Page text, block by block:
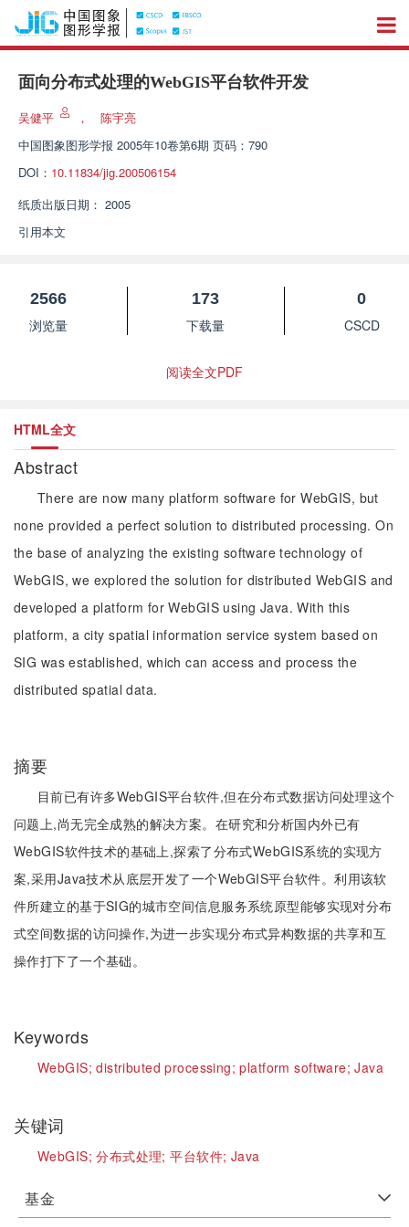
面向分布式处理的WebGIS平台软件开发
吴健平 ，
陈宇亮
中国图象图形学报 2005年10卷第6期 页码：790
DOI： 10.11834/jig.200506154
纸质出版日期： 2005
引用本文
2566
浏览量
173
下载量
0
CSCD
阅读全文PDF
HTML全文
Abstract
There are now many platform software for WebGIS, but
none provided a perfect solution to distributed processing. On
the base of analyzing the existing software technology of
WebGIS, we explored the solution for distributed WebGIS and
developed a platform for WebGIS using Java. With this
platform, a city spatial information service system based on
SIG was established, which can access and process the
distributed spatial data.
摘要
目前已有许多WebGIS平台软件,但在分布式数据访问处理这个
问题上,尚无完全成熟的解决方案。在研究和分析国内外已有
WebGIS软件技术的基础上,探索了分布式WebGIS系统的实现方
案,采用Java技术从底层开发了一个WebGIS平台软件。利用该软
件所建立的基于SIG的城市空间信息服务系统原型能够实现对分布
式空间数据的访问操作,为进一步实现分布式异构数据的共享和互
操作打下了一个基础。
Keywords
WebGIS;distributed processing;platform software;Java
关键词
WebGIS;分布式处理;平台软件; Java
基金